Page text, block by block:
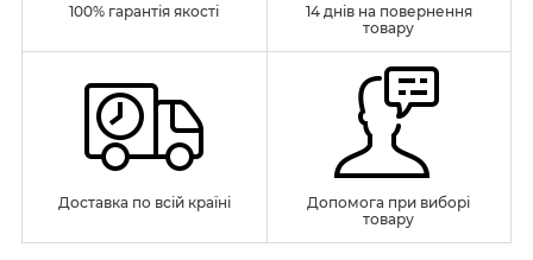
100% гарантія якості
14 днів на повернення
товару
Доставка по всій країні
Допомога при виборі
товару